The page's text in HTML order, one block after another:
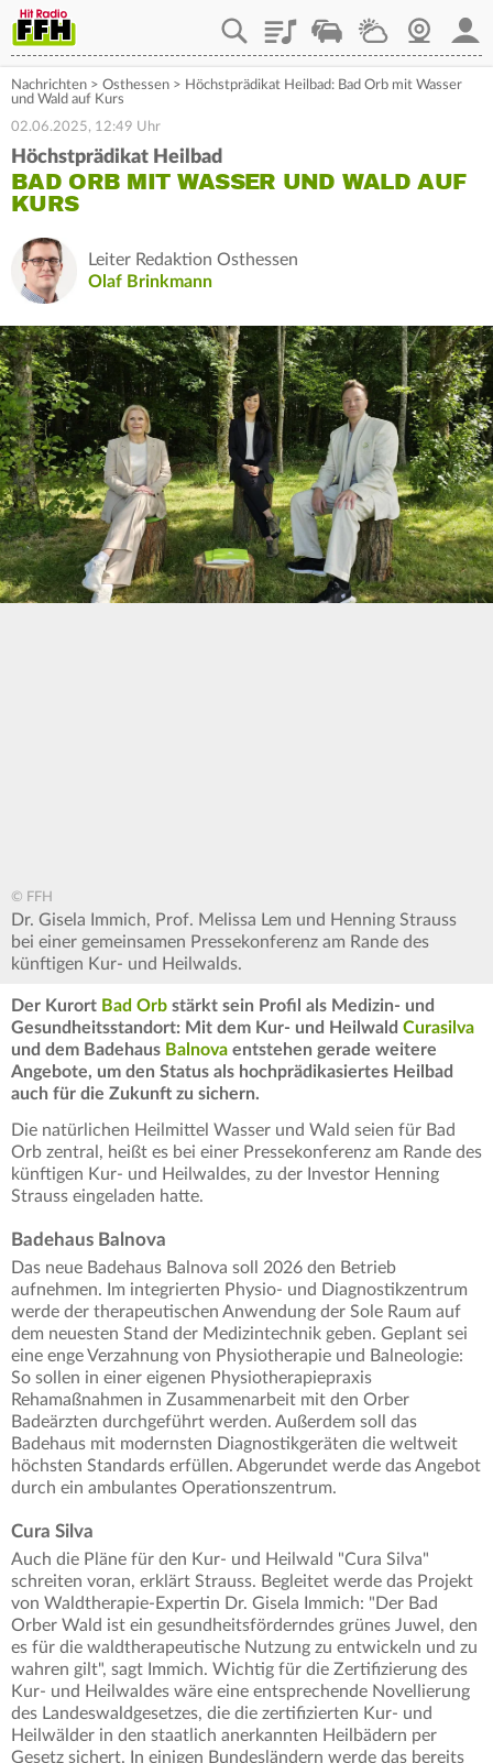
PlaylistStaupilotWetterWebcam
Nachrichten > Osthessen > Höchstprädikat Heilbad: Bad Orb mit Wasser
und Wald auf Kurs
02.06.2025, 12:49 Uhr
Höchstprädikat Heilbad
BAD ORB MIT WASSER UND WALD AUF
KURS
Leiter Redaktion Osthessen
Olaf Brinkmann
© FFH
Dr. Gisela Immich, Prof. Melissa Lem und Henning Strauss
bei einer gemeinsamen Pressekonferenz am Rande des
künftigen Kur- und Heilwalds.
Der Kurort Bad Orb stärkt sein Profil als Medizin- und
Gesundheitsstandort: Mit dem Kur- und Heilwald Curasilva
und dem Badehaus Balnova entstehen gerade weitere
Angebote, um den Status als hochprädikasiertes Heilbad
auch für die Zukunft zu sichern.
Die natürlichen Heilmittel Wasser und Wald seien für Bad
Orb zentral, heißt es bei einer Pressekonferenz am Rande des
künftigen Kur- und Heilwaldes, zu der Investor Henning
Strauss eingeladen hatte.
Badehaus Balnova
Das neue Badehaus Balnova soll 2026 den Betrieb
aufnehmen. Im integrierten Physio- und Diagnostikzentrum
werde der therapeutischen Anwendung der Sole Raum auf
dem neuesten Stand der Medizintechnik geben. Geplant sei
eine enge Verzahnung von Physiotherapie und Balneologie:
So sollen in einer eigenen Physiotherapiepraxis
Rehamaßnahmen in Zusammenarbeit mit den Orber
Badeärzten durchgeführt werden. Außerdem soll das
Badehaus mit modernsten Diagnostikgeräten die weltweit
höchsten Standards erfüllen. Abgerundet werde das Angebot
durch ein ambulantes Operationszentrum.
Cura Silva
Auch die Pläne für den Kur- und Heilwald "Cura Silva"
schreiten voran, erklärt Strauss. Begleitet werde das Projekt
von Waldtherapie-Expertin Dr. Gisela Immich: "Der Bad
Orber Wald ist ein gesundheitsförderndes grünes Juwel, den
es für die waldtherapeutische Nutzung zu entwickeln und zu
wahren gilt", sagt Immich. Wichtig für die Zertifizierung des
Kur- und Heilwaldes wäre eine entsprechende Novellierung
des Landeswaldgesetzes, die die zertifizierten Kur- und
Heilwälder in den staatlich anerkannten Heilbädern per
Gesetz sichert. In einigen Bundesländern werde das bereits